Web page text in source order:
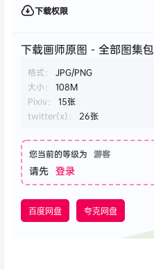
下载权限
下载画师原图 - 全部图集包
格式：
JPG/PNG
大小：
108M
Pixiv：
15张
twitter(x)：
26张
您当前的等级为 游客
请先 登录
百度网盘 夸克网盘